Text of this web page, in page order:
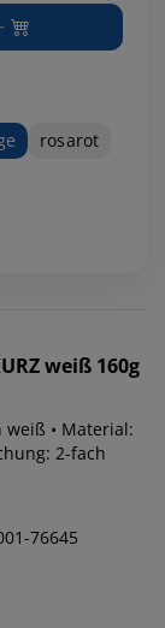
rosarot
weiß 160g
weiß • Material:
2-fach
76645